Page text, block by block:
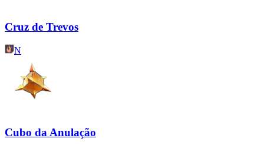
Cruz de Trevos
N
Cubo da Anulação